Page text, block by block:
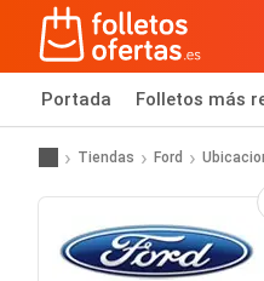
Portada Folletos más
Tiendas Ford